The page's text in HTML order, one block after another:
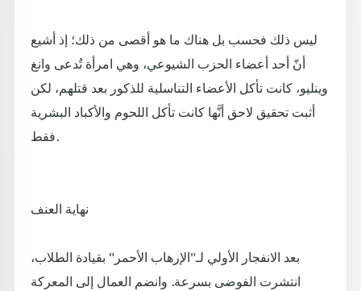
ليس ذلك فحسب بل هناك ما هو أقصى من ذلك؛ إذ أشيع
أنّ أحد أعضاء الحزب الشيوعي، وهي امرأة تُدعى وانغ
وينليو، كانت تأكل الأعضاء التناسلية للذكور بعد قتلهم، لكن
أثبت تحقيق لاحق أنَّها كانت تأكل اللحوم والأكباد البشرية
فقط.
نهاية العنف
بعد الانفجار الأولي لـ"الإرهاب الأحمر" بقيادة الطلاب،
انتشرت الفوضى بسرعة. وانضم العمال إلى المعركة